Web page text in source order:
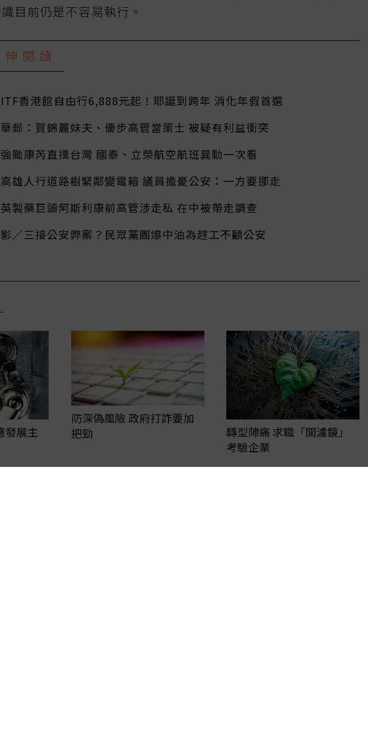
目前仍是不容易執行。
伸閱讀
ITF香港館自由行6,888元起！耶誕到跨年 消化年假首選
華郵：賀錦麗妹夫、優步高管當策士 被疑有利益衝突
強颱康芮直撲台灣 國泰、立榮航空航班異動一次看
高雄人行道路樹緊鄰變電箱 議員擔憂公安：一方要挪走
英製藥巨頭阿斯利康前高管涉走私 在中被帶走調查
影／三接公安弊案？民眾黨團爆中油為趕工不顧公安
發展主
防深偽風險 政府打詐要加
把勁
轉型陣痛 求職「開濾鏡」
考驗企業